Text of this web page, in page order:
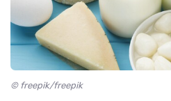
© freepik/freepik